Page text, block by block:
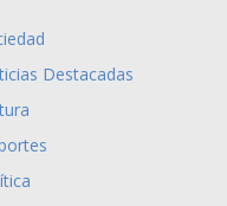
Destacadas